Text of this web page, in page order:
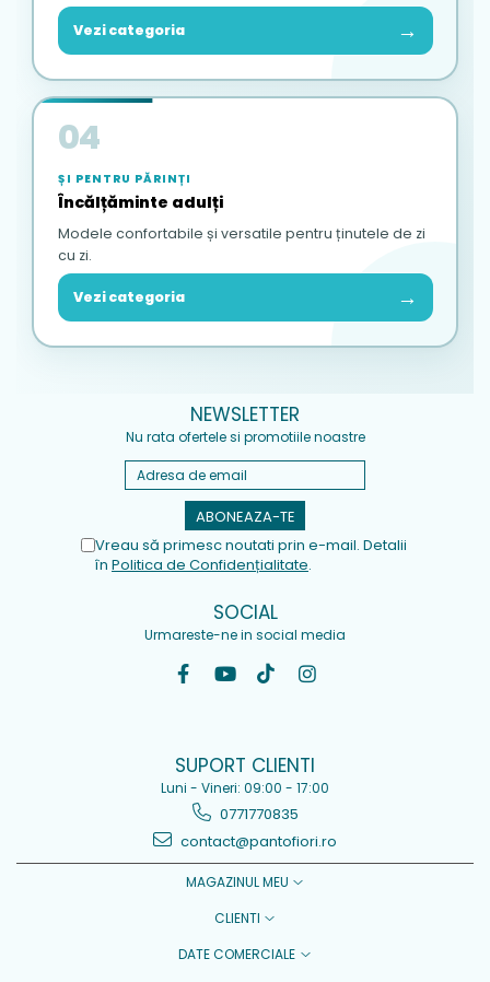
Vezi categoria →
04
ȘI PENTRU PĂRINȚI
Încălțăminte adulți
Modele confortabile și versatile pentru ținutele de zi
cu zi.
Vezi categoria →
NEWSLETTER
Nu rata ofertele si promotiile noastre
Vreau să primesc noutati prin e-mail. Detalii
în Politica de Confidențialitate.
SOCIAL
Urmareste-ne in social media
SUPORT CLIENTI
Luni - Vineri: 09:00 - 17:00
0771770835
contact@pantofiori.ro
MAGAZINUL MEU
CLIENTI
DATE COMERCIALE